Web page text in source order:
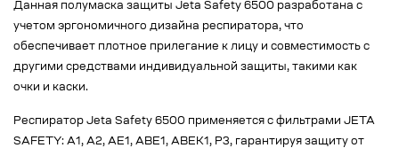
Данная полумаска защиты Jeta Safety 6500 разработана с
учетом эргономичного дизайна респиратора, что
обеспечивает плотное прилегание к лицу и совместимость с
другими средствами индивидуальной защиты, такими как
очки и каски.
Респиратор Jeta Safety 6500 применяется с фильтрами JETA
SAFETY: A1, A2, AE1, ABE1, ABEK1, P3, гарантируя защиту от